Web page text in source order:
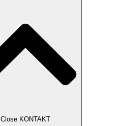
Close KONTAKT